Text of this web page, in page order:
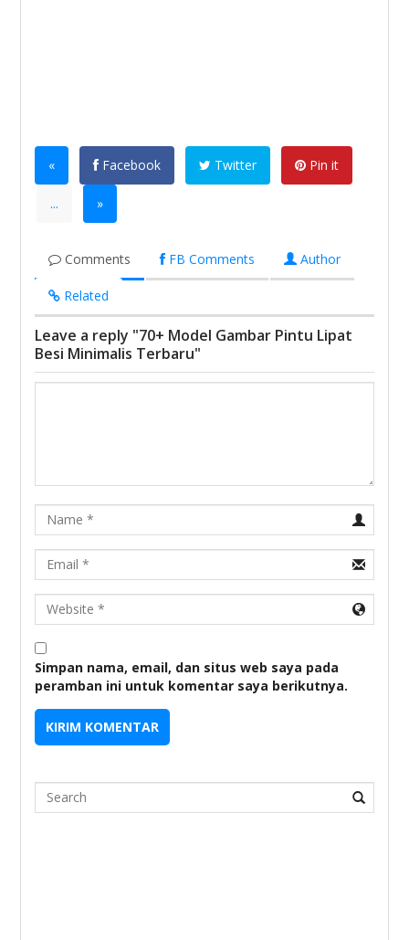
« Facebook Twitter Pin it
... »
Comments FB Comments Author
Related
Leave a reply "70+ Model Gambar Pintu Lipat
Besi Minimalis Terbaru"
Name
Email
URL
Simpan nama, email, dan situs web saya pada
peramban ini untuk komentar saya berikutnya.
Search